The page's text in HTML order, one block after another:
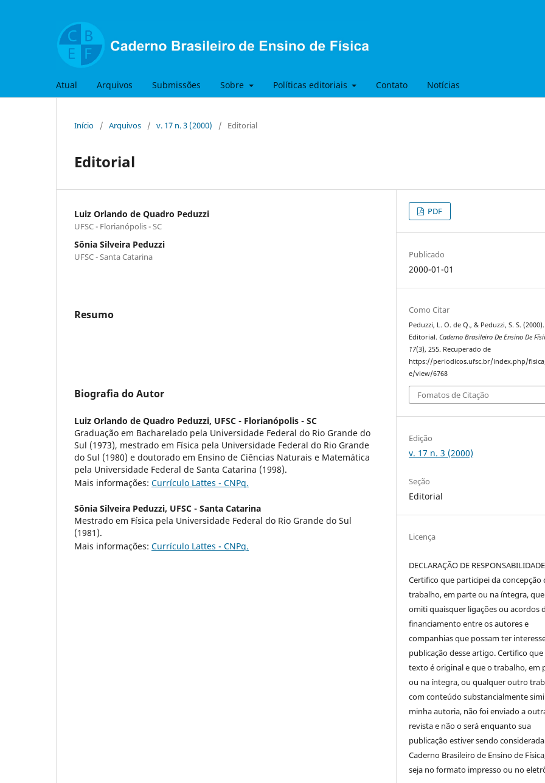
Atual Arquivos Submissões Sobre Políticas editoriais Contato Notícias
Início / Arquivos / v. 17 n. 3 (2000) / Editorial
Editorial
Luiz Orlando de Quadro Peduzzi
UFSC - Florianópolis - SC
Sônia Silveira Peduzzi
UFSC - Santa Catarina
Resumo
Biografia do Autor
Luiz Orlando de Quadro Peduzzi, UFSC - Florianópolis - SC
Graduação em Bacharelado pela Universidade Federal do Rio Grande do
Sul (1973), mestrado em Física pela Universidade Federal do Rio Grande
do Sul (1980) e doutorado em Ensino de Ciências Naturais e Matemática
pela Universidade Federal de Santa Catarina (1998).
Mais informações: Currículo Lattes - CNPq.
Sônia Silveira Peduzzi, UFSC - Santa Catarina
Mestrado em Física pela Universidade Federal do Rio Grande do Sul
(1981).
Mais informações: Currículo Lattes - CNPq.
PDF
Publicado
2000-01-01
Como Citar
Peduzzi, L. O. de Q., & Peduzzi, S. S. (2000).
Editorial.Caderno Brasileiro De Ensino De
17(3), 255. Recuperado de
https://periodicos.ufsc.br/index.php/
e/view/6768
Fomatos de Citação
Edição
v. 17 n. 3 (2000)
Seção
Editorial
Licença
DECLARAÇÃO DE RESPONSABILIDADE
Certifico que participei da concepção
trabalho, em parte ou na íntegra,
omiti quaisquer ligações ou acordos
financiamento entre os autores e
companhias que possam ter
publicação desse artigo. Certifico que
texto é original e que o trabalho, em
ou na íntegra, ou qualquer outro
com conteúdo substancialmente
minha autoria, não foi enviado a
revista e não o será enquanto sua
publicação estiver sendo
Caderno Brasileiro de Ensino de
seja no formato impresso ou no